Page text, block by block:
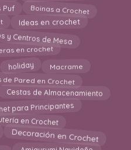
Puf Boinas a Crochet
Ideas en crochet
y Centros de Mesa
en crochet
holiday Macrame
de Pared en Crochet
Cestas de Almacenamiento
para Principantes
en Crochet
Decoración en Crochet